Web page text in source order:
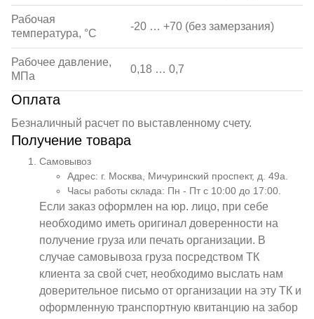
Рабочая
температура, °С
-20 … +70 (без замерзания)
Рабочее давление,
МПа
0,18 … 0,7
Оплата
Безналичный расчет по выставленному счету.
Получение товара
Самовывоз
Адрес: г. Москва, Мичуринский проспект, д. 49а.
Часы работы склада: Пн - Пт с 10:00 до 17:00.
Если заказ оформлен на юр. лицо, при себе
необходимо иметь оригинал доверенности на
получение груза или печать организации. В
случае самовывоза груза посредством ТК
клиента за свой счет, необходимо выслать нам
доверительное письмо от организации на эту ТК и
оформленную транспортную квитанцию на забор